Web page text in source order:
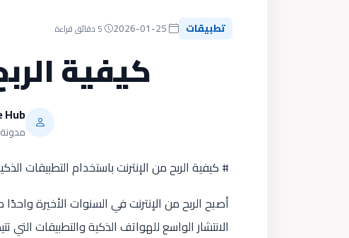
تطبيقات
كيفية
Hub
مدونة
# كيفية الربح من الإنترنت باستخدام التطبيقات
أصبح الربح من الإنترنت في السنوات الأخيرة
الانتشار الواسع للهواتف الذكية والتطبيقات